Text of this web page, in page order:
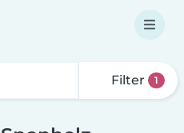
Filter 1